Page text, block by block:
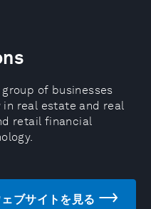
of businesses
real estate and real
retail financial
ブサイトを見る